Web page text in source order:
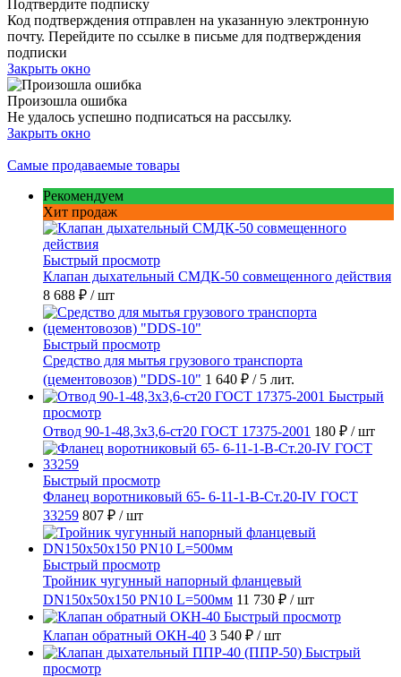
Подтвердите подписку
Код подтверждения отправлен на указанную электронную
почту. Перейдите по ссылке в письме для подтверждения
подписки
Закрыть окно
Произошла ошибка
Не удалось успешно подписаться на рассылку.
Закрыть окно
Самые продаваемые товары
Рекомендуем
Хит продаж
Быстрый просмотр
Клапан дыхательный СМДК-50 совмещенного действия
8 688 ₽ / шт
Быстрый просмотр
Средство для мытья грузового транспорта
(цементовозов) "DDS-10" 1 640 ₽ / 5 лит.
Быстрый
просмотр
Отвод 90-1-48,3х3,6-ст20 ГОСТ 17375-2001 180 ₽ / шт
Быстрый просмотр
Фланец воротниковый 65- 6-11-1-B-Ст.20-IV ГОСТ
33259 807 ₽ / шт
Быстрый просмотр
Тройник чугунный напорный фланцевый
DN150х50х150 PN10 L=500мм 11 730 ₽ / шт
Быстрый просмотр
Клапан обратный ОКН-40 3 540 ₽ / шт
Быстрый
просмотр